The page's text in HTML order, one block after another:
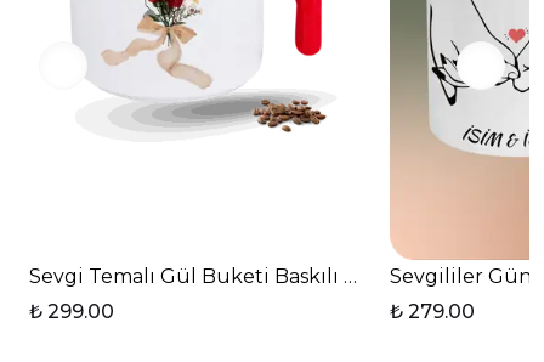
Sevgi Temalı Gül Buketi Baskılı T Saplı Porselen
₺ 299.00
₺ 279.00